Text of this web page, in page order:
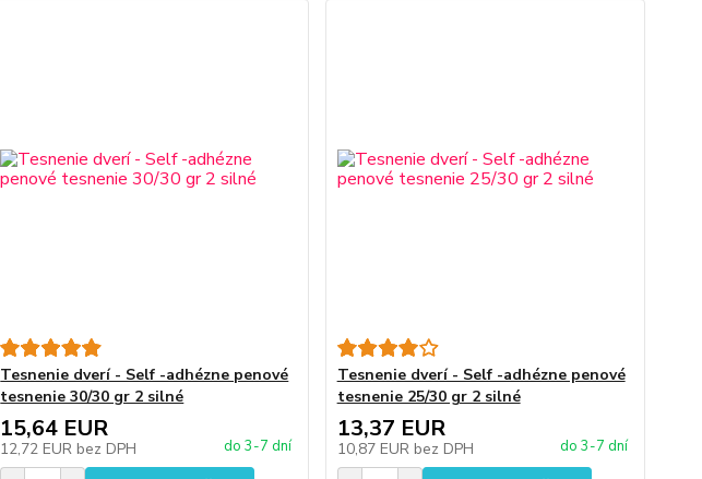
Tesnenie dverí - Self -adhézne penové
tesnenie 30/30 gr 2 silné
15,64 EUR
12,72 EUR bez DPH do 3-7 dní
Tesnenie dverí - Self -adhézne penové
tesnenie 25/30 gr 2 silné
13,37 EUR
10,87 EUR bez DPH do 3-7 dní